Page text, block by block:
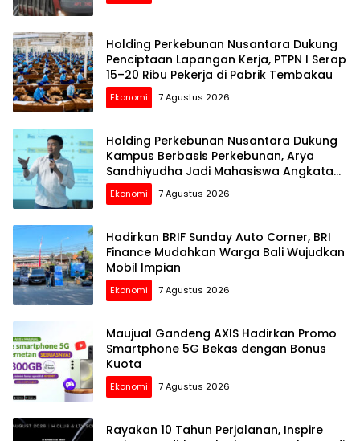
Holding Perkebunan Nusantara Dukung
Penciptaan Lapangan Kerja, PTPN I Serap
15–20 Ribu Pekerja di Pabrik Tembakau
Ekonomi 7 Agustus 2026
Holding Perkebunan Nusantara Dukung
Kampus Berbasis Perkebunan, Arya
Sandhiyudha Jadi Mahasiswa Angkatan
Pertama Magister ITSI
Ekonomi 7 Agustus 2026
Hadirkan BRIF Sunday Auto Corner, BRI
Finance Mudahkan Warga Bali Wujudkan
Mobil Impian
Ekonomi 7 Agustus 2026
Maujual Gandeng AXIS Hadirkan Promo
Smartphone 5G Bekas dengan Bonus
Kuota
Ekonomi 7 Agustus 2026
Rayakan 10 Tahun Perjalanan, Inspire